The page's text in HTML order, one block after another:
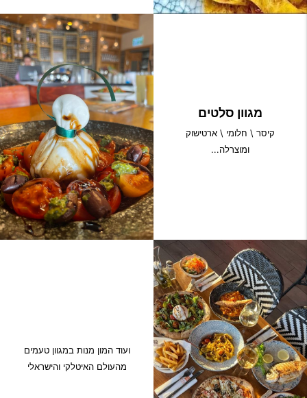
מגוון סלטים
קיסר \ חלומי \ ארטישוק
ומוצרלה...
ועוד המון מנות במגוון טעמים
מהעולם האיטלקי והישראלי